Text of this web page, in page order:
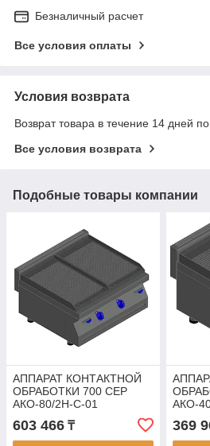
Безналичный расчет
Все условия оплаты
Условия возврата
Возврат товара в течение 14 дней
Все условия возврата
Подобные товары компании
АППАРАТ КОНТАКТНОЙ
ОБРАБОТКИ 700 СЕР
АКО-80/2Н-С-01
21000001751
603 466 ₸
АКО-
369